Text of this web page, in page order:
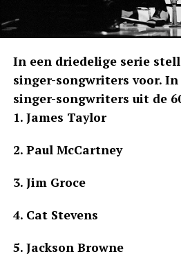
In een driedelige serie
singer-songwriters voor. In
singer-songwriters uit de
1. James Taylor
2. Paul McCartney
3. Jim Groce
4. Cat Stevens
5. Jackson Browne